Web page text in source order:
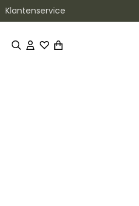
Klantenservice